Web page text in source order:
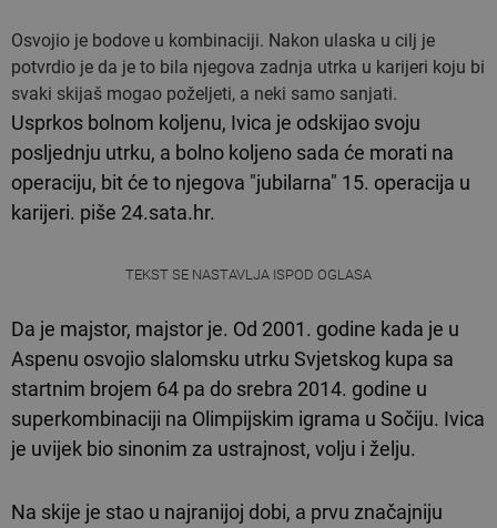
Osvojio je bodove u kombinaciji. Nakon ulaska u cilj je
potvrdio je da je to bila njegova zadnja utrka u karijeri koju bi
svaki skijaš mogao poželjeti, a neki samo sanjati.
Usprkos bolnom koljenu, Ivica je odskijao svoju
posljednju utrku, a bolno koljeno sada će morati na
operaciju, bit će to njegova "jubilarna" 15. operacija u
karijeri. piše 24.sata.hr.
TEKST SE NASTAVLJA ISPOD OGLASA
Da je majstor, majstor je. Od 2001. godine kada je u
Aspenu osvojio slalomsku utrku Svjetskog kupa sa
startnim brojem 64 pa do srebra 2014. godine u
superkombinaciji na Olimpijskim igrama u Sočiju. Ivica
je uvijek bio sinonim za ustrajnost, volju i želju.
Na skije je stao u najranijoj dobi, a prvu značajniju